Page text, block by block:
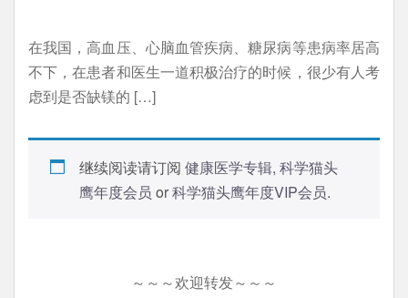
在我国，高血压、心脑血管疾病、糖尿病等患病率居高
不下，在患者和医生一道积极治疗的时候，很少有人考
虑到是否缺镁的 […]
继续阅读请订阅 健康医学专辑, 科学猫头
鹰年度会员 or科学猫头鹰年度VIP会员.
～～～欢迎转发～～～